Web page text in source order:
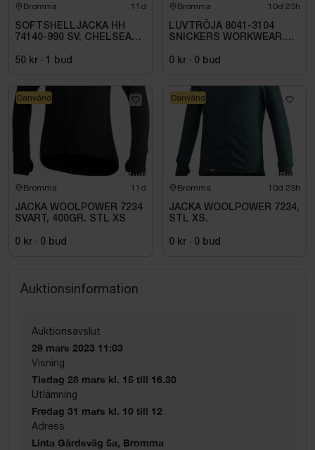
Bromma 11d
SOFTSHELLJACKA HH
74140-990 SV, CHELSEA
50 kr · 1 bud
Bromma 10d 23h
LUVTRÖJA 8041-3104
SNICKERS WORKWEAR.
0 kr · 0 bud
Bromma 11d
JACKA WOOLPOWER 7234
SVART, 400GR. STL XS
0 kr · 0 bud
Oanvänd
Bromma 10d 23h
JACKA WOOLPOWER 7234,
STL XS.
0 kr · 0 bud
Oanvänd
Auktionsinformation
Auktionsavslut
29 mars 2023 11:03
Visning
Tisdag 28 mars kl. 15 till 16.30
Utlämning
Fredag 31 mars kl. 10 till 12
Adress
Linta Gårdsväg 5a, Bromma